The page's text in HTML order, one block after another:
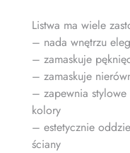
Listwa ma wiele
– nada wnętrzu
– zamaskuje
– zamaskuje
– zapewnia
kolory
– estetycznie
ściany